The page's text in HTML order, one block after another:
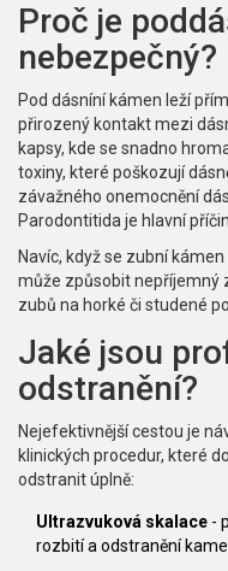
Proč je
nebezpečný?
Pod dásníní kámen leží
přirozený kontakt mezi
kapsy, kde se snadno
toxiny, které poškozují
závažného onemocnění
Parodontitida je hlavní
Navíc, když se zubní
může způsobit nepříjemný
zubů na horké či studené
Jaké jsou
odstranění?
Nejefektivnější cestou je
klinických procedur, které
odstranit úplně:
Ultrazvuková skalace -
rozbití a odstranění